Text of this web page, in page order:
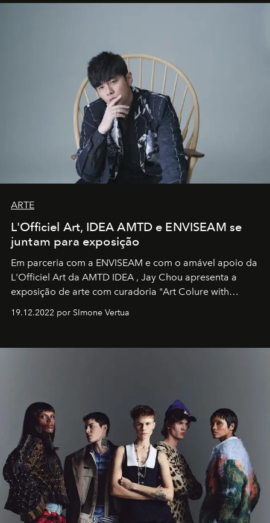
ARTE
L'Officiel Art, IDEA AMTD e ENVISEAM se
juntam para exposição
Em parceria com a ENVISEAM e com o amável apoio da
L'Officiel Art da AMTD IDEA , Jay Chou apresenta a
exposição de arte com curadoria "Art Colure with
19.12.2022 por SImone Vertua